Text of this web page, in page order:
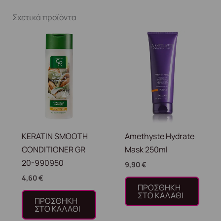
Σχετικά προϊόντα
KERATIN SMOOTH
CONDITIONER GR
20-990950
4,60€
ΠΡΟΣΘΉΚΗ
ΣΤΟ ΚΑΛΆΘΙ
Amethyste Hydrate
Mask 250ml
9,90€
ΠΡΟΣΘΉΚΗ
ΣΤΟ ΚΑΛΆΘΙ